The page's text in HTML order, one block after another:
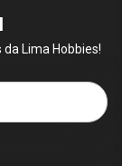
Lima Hobbies!